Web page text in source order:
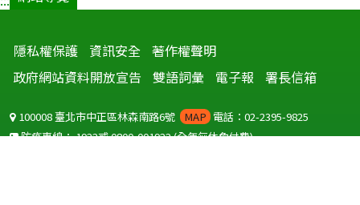
隱私權保護 資訊安全 著作權聲明
政府網站資料開放宣告
雙語詞彙 電子報 署長信箱
100008 臺北市中正區林森南路6號 MAP 電話：02-2395-9825
防疫專線：1922或0800-001922(全年無休免付費)